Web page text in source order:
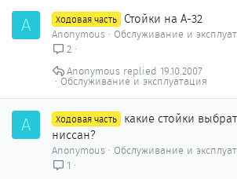
A Ходовая часть Стойки на А-32
Anonymous
Обслуживание и
2
Обслуживание и эксплуатация
19.10.2007
Anonymous
A Ходовая часть какие стойки
ниссан?
Anonymous
Обслуживание и
1